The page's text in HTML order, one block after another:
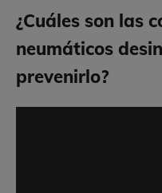
¿Cuáles son las
neumáticos
prevenirlo?